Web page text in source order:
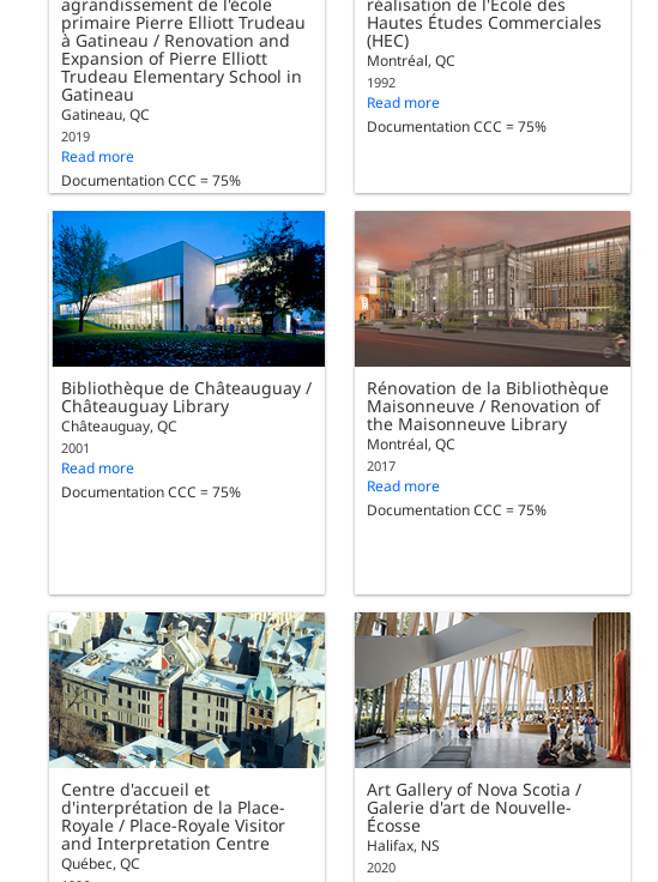
primaire Pierre Elliott Trudeau
à Gatineau / Renovation and
Expansion of Pierre Elliott
Trudeau Elementary School in
Gatineau
Gatineau, QC
2019
Read more
Documentation CCC = 75%
Hautes Études Commerciales
(HEC)
Montréal, QC
1992
Read more
Documentation CCC = 75%
Bibliothèque de Châteauguay /
Châteauguay Library
Châteauguay, QC
2001
Read more
Documentation CCC = 75%
Rénovation de la Bibliothèque
Maisonneuve / Renovation of
the Maisonneuve Library
Montréal, QC
2017
Read more
Documentation CCC = 75%
Centre d'accueil et
d'interprétation de la Place-
Royale / Place-Royale Visitor
and Interpretation Centre
Québec, QC
Art Gallery of Nova Scotia /
Galerie d'art de Nouvelle-
Écosse
Halifax, NS
2020